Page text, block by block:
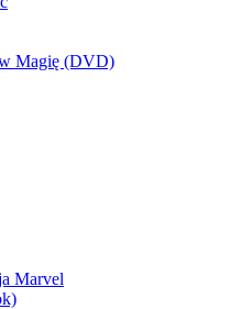
Magię (DVD)
Marvel